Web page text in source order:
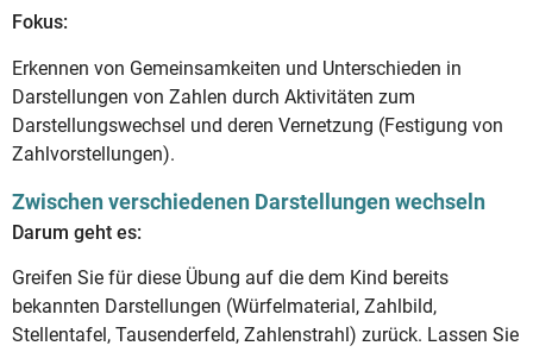
Fokus:
Erkennen von Gemeinsamkeiten und Unterschieden in
Darstellungen von Zahlen durch Aktivitäten zum
Darstellungswechsel und deren Vernetzung (Festigung von
Zahlvorstellungen).
Zwischen verschiedenen Darstellungen wechseln
Darum geht es:
Greifen Sie für diese Übung auf die dem Kind bereits
bekannten Darstellungen (Würfelmaterial, Zahlbild,
Stellentafel, Tausenderfeld, Zahlenstrahl) zurück. Lassen Sie